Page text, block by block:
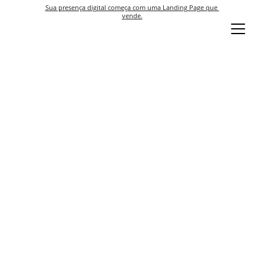
Sua presença digital começa com uma Landing Page que
vende.